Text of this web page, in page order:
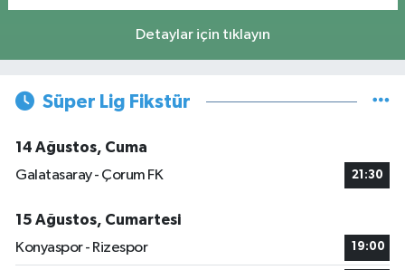
Detaylar için tıklayın
Süper Lig Fikstür
14 Ağustos, Cuma
Galatasaray - Çorum FK
21:30
15 Ağustos, Cumartesi
Konyaspor - Rizespor
19:00